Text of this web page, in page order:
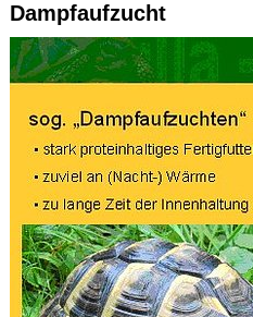
Dampfaufzucht